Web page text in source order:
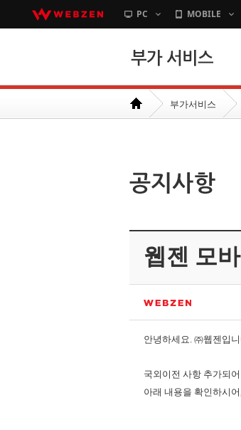
PC MOBILE
부가서비스
웹젠 모
안녕하세요. ㈜웹젠입
국외이전 사항 추가되
아래 내용을 확인하시